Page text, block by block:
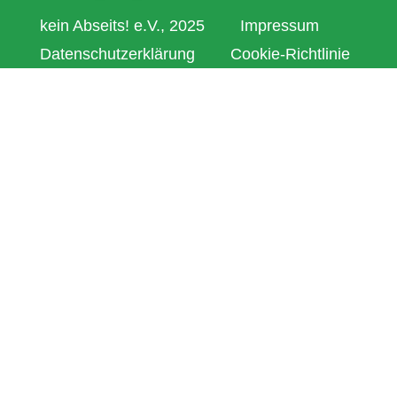
kein Abseits! e.V., 2025 Impressum
Datenschutzerklärung
Cookie-Richtlinie